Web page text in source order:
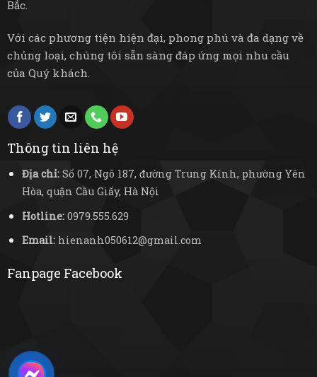
Bắc.
Với các phương tiện hiện đại, phong phú và đa dạng về
chủng loại, chúng tôi sẵn sàng đáp ứng mọi nhu cầu
của Quý khách.
Thông tin liên hệ
Địa chỉ:Số 07, Ngõ 187, đường Trung Kính, phường Yên
Hòa, quận Cầu Giấy, Hà Nội
Hotline:0979.555.629
Email:hienanh050612@gmail.com
Fanpage Facebook